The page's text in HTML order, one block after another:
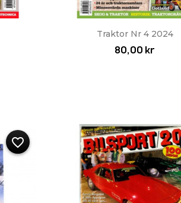
Snabbvy
Traktor Nr 4 2024
80,00 kr
favorite_border